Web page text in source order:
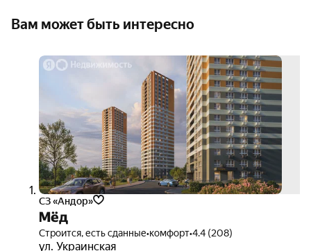
Вам может быть интересно
СЗ «Андор»
Мёд
Строится, есть сданные•комфорт•4.4 (208)
ул. Украинская